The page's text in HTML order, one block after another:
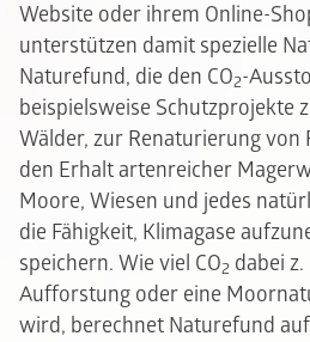
Website oder ihrem Online-
unterstützen damit spezielle
Naturefund, die den CO2-
beispielsweise Schutzprojekte
Wälder, zur Renaturierung von
den Erhalt artenreicher
Moore, Wiesen und jedes
die Fähigkeit, Klimagase
speichern. Wie viel CO2 dabei
Aufforstung oder eine
wird, berechnet Naturefund